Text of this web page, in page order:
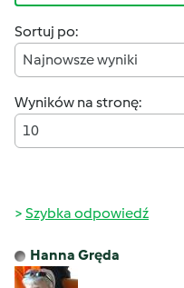
Sortuj po:
Najnowsze wyniki
Wyników na stronę:
10
Szybka odpowiedź
Hanna Gręda